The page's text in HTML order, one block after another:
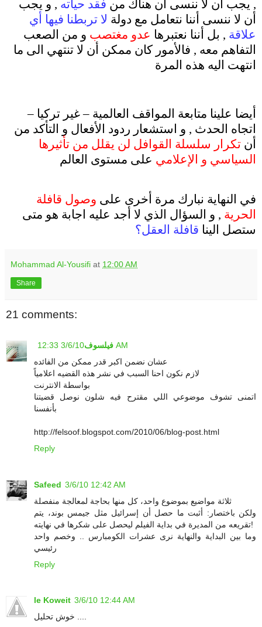
, يجب أن لا ننسى أن هناك من فقد حياته , و يجب
أن لا ننسى أننا نتعامل مع دولة لا تربطنا فيها أي
علاقة , بل أننا نعتبرها عدو مغتصب و من الصعب
التفاهم معه , فالأمور كان ممكن أن لا تنتهي الى ما
انتهت اليه هذه المرة
أيضا علينا متابعة المواقف العالمية – غير تركيا –
اتجاه الحدث , و استشعار ردود الأفعال و التأكد من
أن تكرار سلسلة القوافل لن يقلل من تأثيرها
السياسي و الإعلامي على مستوى العالم
في النهاية نبارك مرة أخرى على وصول قافلة
الحرية , و السؤال الذي لا أجد عليه اجابة هو متى
ستصل الينا قافلة العقل؟
Mohammad Al-Yousifi at 12:00 AM
Share
21 comments:
فيلسوف 3/6/10 12:33 AM
عشان نضمن اكبر قدر ممكن من الفائده
لازم نكون احنا السبب في نشر هذه القضيه اعلامياً
بواسطة الانترنت
اتمنى تشوف موضوعي اللي مقترح فيه شلون نوصل قضيتنا
بأنفسنا
http://felsoof.blogspot.com/2010/06/blog-post.html
Reply
Safeed 3/6/10 12:42 AM
ثلاثة مواضيع بموضوع واحد، كل منها بحاجة لمعالجة منفصلة
ولكن باختصار: أثبت ما حصل أن إسرائيل مثل جيمس بوند، يتم
تقريعه من المديرة في بداية الفيلم ليحصل على شكرها في نهايته!
وما بين البداية والنهاية نرى عشرات الكومبارس .. وخصم واحد
رئيسي
Reply
le Koweit 3/6/10 12:44 AM
خوش تحليل ....